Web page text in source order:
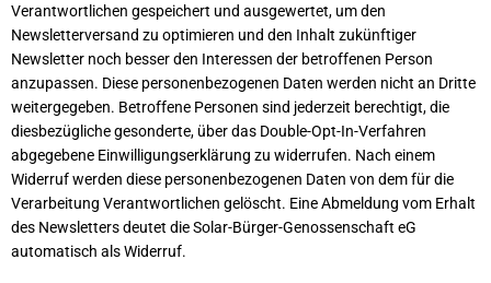
Verantwortlichen gespeichert und ausgewertet, um den
Newsletterversand zu optimieren und den Inhalt zukünftiger
Newsletter noch besser den Interessen der betroffenen Person
anzupassen. Diese personenbezogenen Daten werden nicht an Dritte
weitergegeben. Betroffene Personen sind jederzeit berechtigt, die
diesbezügliche gesonderte, über das Double-Opt-In-Verfahren
abgegebene Einwilligungserklärung zu widerrufen. Nach einem
Widerruf werden diese personenbezogenen Daten von dem für die
Verarbeitung Verantwortlichen gelöscht. Eine Abmeldung vom Erhalt
des Newsletters deutet die Solar-Bürger-Genossenschaft eG
automatisch als Widerruf.